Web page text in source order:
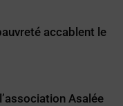
accablent le
Asalée